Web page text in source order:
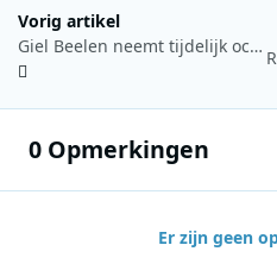
Vorig artikel
Giel Beelen neemt tijdelijk ochtendshow over op NPO Radio 2
0 Opmerkingen
Er zijn geen